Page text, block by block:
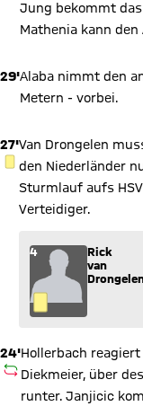
Jung bekommt
Mathenia kann
29'Alaba nimmt den
Metern - vorbei.
27'
GELBE KARTE
Van Drongelen
den Niederländer
Sturmlauf aufs
Verteidiger.
4
Rick
van
24'
AUSWECHSLUNG
Hollerbach
Diekmeier, über
runter. Janjicic